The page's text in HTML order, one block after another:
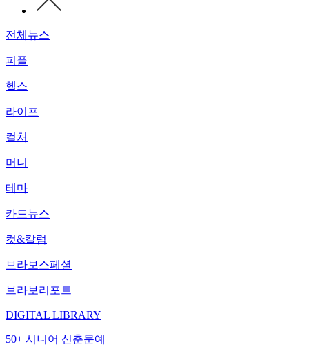
전체뉴스
피플
헬스
라이프
컬처
머니
테마
카드뉴스
컷&칼럼
브라보스페셜
브라보리포트
DIGITAL LIBRARY
50+ 시니어 신춘문예